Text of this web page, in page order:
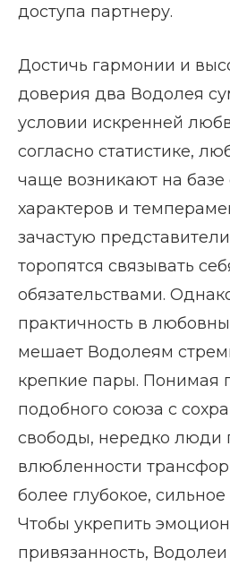
доступа партнеру.
Достичь гармонии и
доверия два Водолея
условии искренней
согласно статистике,
чаще возникают на базе
характеров и
зачастую
торопятся связывать
обязательствами.
практичность в
мешает Водолеям
крепкие пары. Понимая
подобного союза с
свободы, нередко люди
влюбленности
более глубокое, сильное
Чтобы укрепить
привязанность,